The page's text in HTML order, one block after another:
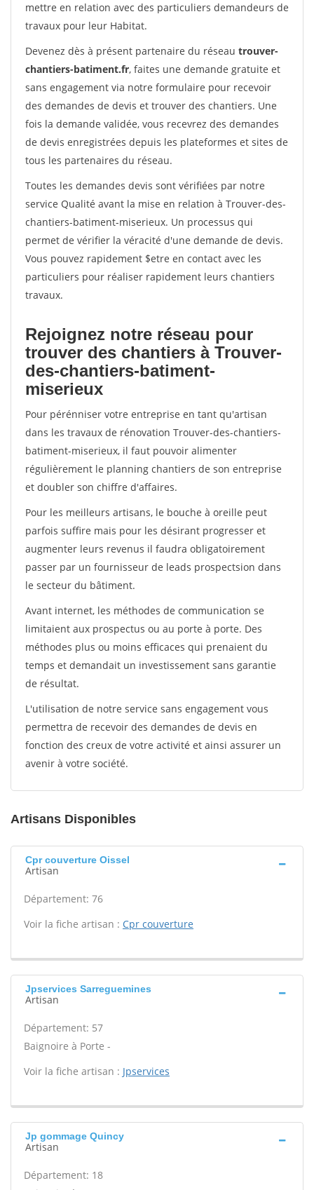
mettre en relation avec des particuliers demandeurs de
travaux pour leur Habitat.
Devenez dès à présent partenaire du réseau trouver-
chantiers-batiment.fr, faites une demande gratuite et
sans engagement via notre formulaire pour recevoir
des demandes de devis et trouver des chantiers. Une
fois la demande validée, vous recevrez des demandes
de devis enregistrées depuis les plateformes et sites de
tous les partenaires du réseau.
Toutes les demandes devis sont vérifiées par notre
service Qualité avant la mise en relation à Trouver-des-
chantiers-batiment-miserieux. Un processus qui
permet de vérifier la véracité d'une demande de devis.
Vous pouvez rapidement $etre en contact avec les
particuliers pour réaliser rapidement leurs chantiers
travaux.
Rejoignez notre réseau pour
trouver des chantiers à Trouver-
des-chantiers-batiment-
miserieux
Pour pérénniser votre entreprise en tant qu'artisan
dans les travaux de rénovation Trouver-des-chantiers-
batiment-miserieux, il faut pouvoir alimenter
régulièrement le planning chantiers de son entreprise
et doubler son chiffre d'affaires.
Pour les meilleurs artisans, le bouche à oreille peut
parfois suffire mais pour les désirant progresser et
augmenter leurs revenus il faudra obligatoirement
passer par un fournisseur de leads prospectsion dans
le secteur du bâtiment.
Avant internet, les méthodes de communication se
limitaient aux prospectus ou au porte à porte. Des
méthodes plus ou moins efficaces qui prenaient du
temps et demandait un investissement sans garantie
de résultat.
L'utilisation de notre service sans engagement vous
permettra de recevoir des demandes de devis en
fonction des creux de votre activité et ainsi assurer un
avenir à votre société.
Artisans Disponibles
Cpr couverture Oissel
Artisan
Département: 76
Voir la fiche artisan : Cpr couverture
Jpservices Sarreguemines
Artisan
Département: 57
Baignoire à Porte -
Voir la fiche artisan : Jpservices
Jp gommage Quincy
Artisan
Département: 18